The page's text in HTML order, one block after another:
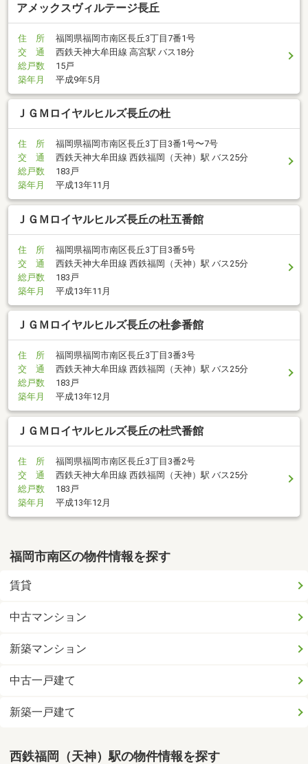
アメックスヴィルテージ長丘
住 所
福岡県福岡市南区長丘3丁目7番1号
交 通
西鉄天神大牟田線 高宮駅 バス18分
総戸数
15戸
築年月
平成9年5月
ＪＧＭロイヤルヒルズ長丘の杜
住 所
福岡県福岡市南区長丘3丁目3番1号〜7号
交 通
西鉄天神大牟田線 西鉄福岡（天神）駅 バス25分
総戸数
183戸
築年月
平成13年11月
ＪＧＭロイヤルヒルズ長丘の杜五番館
住 所
福岡県福岡市南区長丘3丁目3番5号
交 通
西鉄天神大牟田線 西鉄福岡（天神）駅 バス25分
総戸数
183戸
築年月
平成13年11月
ＪＧＭロイヤルヒルズ長丘の杜参番館
住 所
福岡県福岡市南区長丘3丁目3番3号
交 通
西鉄天神大牟田線 西鉄福岡（天神）駅 バス25分
総戸数
183戸
築年月
平成13年12月
ＪＧＭロイヤルヒルズ長丘の杜弐番館
住 所
福岡県福岡市南区長丘3丁目3番2号
交 通
西鉄天神大牟田線 西鉄福岡（天神）駅 バス25分
総戸数
183戸
築年月
平成13年12月
福岡市南区の物件情報を探す
賃貸
中古マンション
新築マンション
中古一戸建て
新築一戸建て
西鉄福岡（天神）駅の物件情報を探す